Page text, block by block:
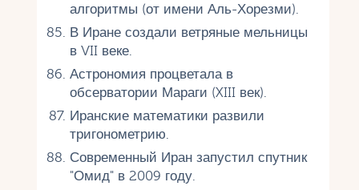
алгоритмы (от имени Аль-Хорезми).
В Иране создали ветряные мельницы
в VII веке.
Астрономия процветала в
обсерватории Мараги (XIII век).
Иранские математики развили
тригонометрию.
Современный Иран запустил спутник
"Омид" в 2009 году.